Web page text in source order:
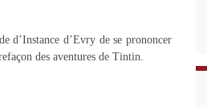
d’Instance d’Evry de se prononcer
des aventures de Tintin.